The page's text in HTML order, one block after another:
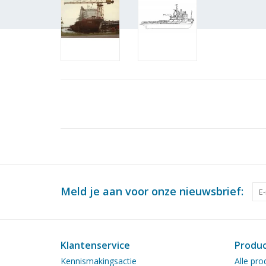
Meld je aan voor onze nieuwsbrief:
Klantenservice
Kennismakingsactie Alle